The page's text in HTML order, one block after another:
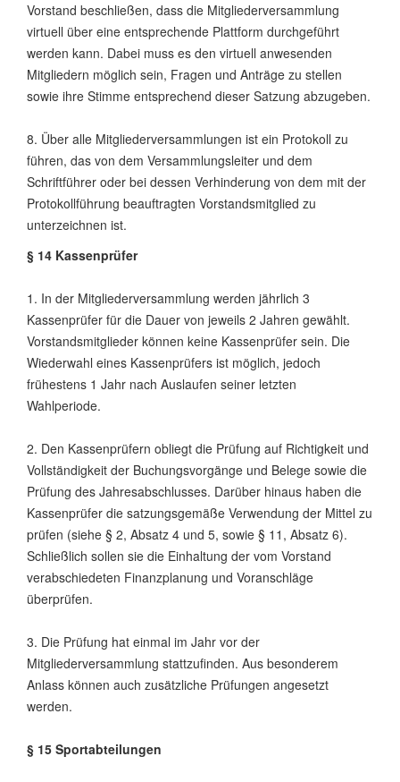
Vorstand beschließen, dass die Mitgliederversammlung
virtuell über eine entsprechende Plattform durchgeführt
werden kann. Dabei muss es den virtuell anwesenden
Mitgliedern möglich sein, Fragen und Anträge zu stellen
sowie ihre Stimme entsprechend dieser Satzung abzugeben.
8. Über alle Mitgliederversammlungen ist ein Protokoll zu
führen, das von dem Versammlungsleiter und dem
Schriftführer oder bei dessen Verhinderung von dem mit der
Protokollführung beauftragten Vorstandsmitglied zu
unterzeichnen ist.
§ 14 Kassenprüfer
1. In der Mitgliederversammlung werden jährlich 3
Kassenprüfer für die Dauer von jeweils 2 Jahren gewählt.
Vorstandsmitglieder können keine Kassenprüfer sein. Die
Wiederwahl eines Kassenprüfers ist möglich, jedoch
frühestens 1 Jahr nach Auslaufen seiner letzten
Wahlperiode.
2. Den Kassenprüfern obliegt die Prüfung auf Richtigkeit und
Vollständigkeit der Buchungsvorgänge und Belege sowie die
Prüfung des Jahresabschlusses. Darüber hinaus haben die
Kassenprüfer die satzungsgemäße Verwendung der Mittel zu
prüfen (siehe § 2, Absatz 4 und 5, sowie § 11, Absatz 6).
Schließlich sollen sie die Einhaltung der vom Vorstand
verabschiedeten Finanzplanung und Voranschläge
überprüfen.
3. Die Prüfung hat einmal im Jahr vor der
Mitgliederversammlung stattzufinden. Aus besonderem
Anlass können auch zusätzliche Prüfungen angesetzt
werden.
§ 15 Sportabteilungen